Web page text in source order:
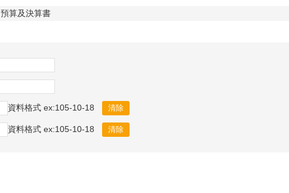
預算及決算書
資料格式 ex:105-10-18
資料格式 ex:105-10-18